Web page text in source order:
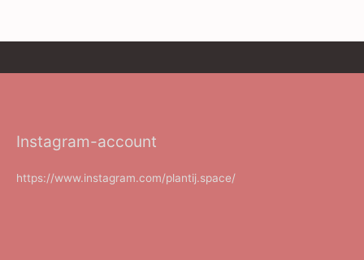
Instagram-account
https://www.instagram.com/plantij.space/